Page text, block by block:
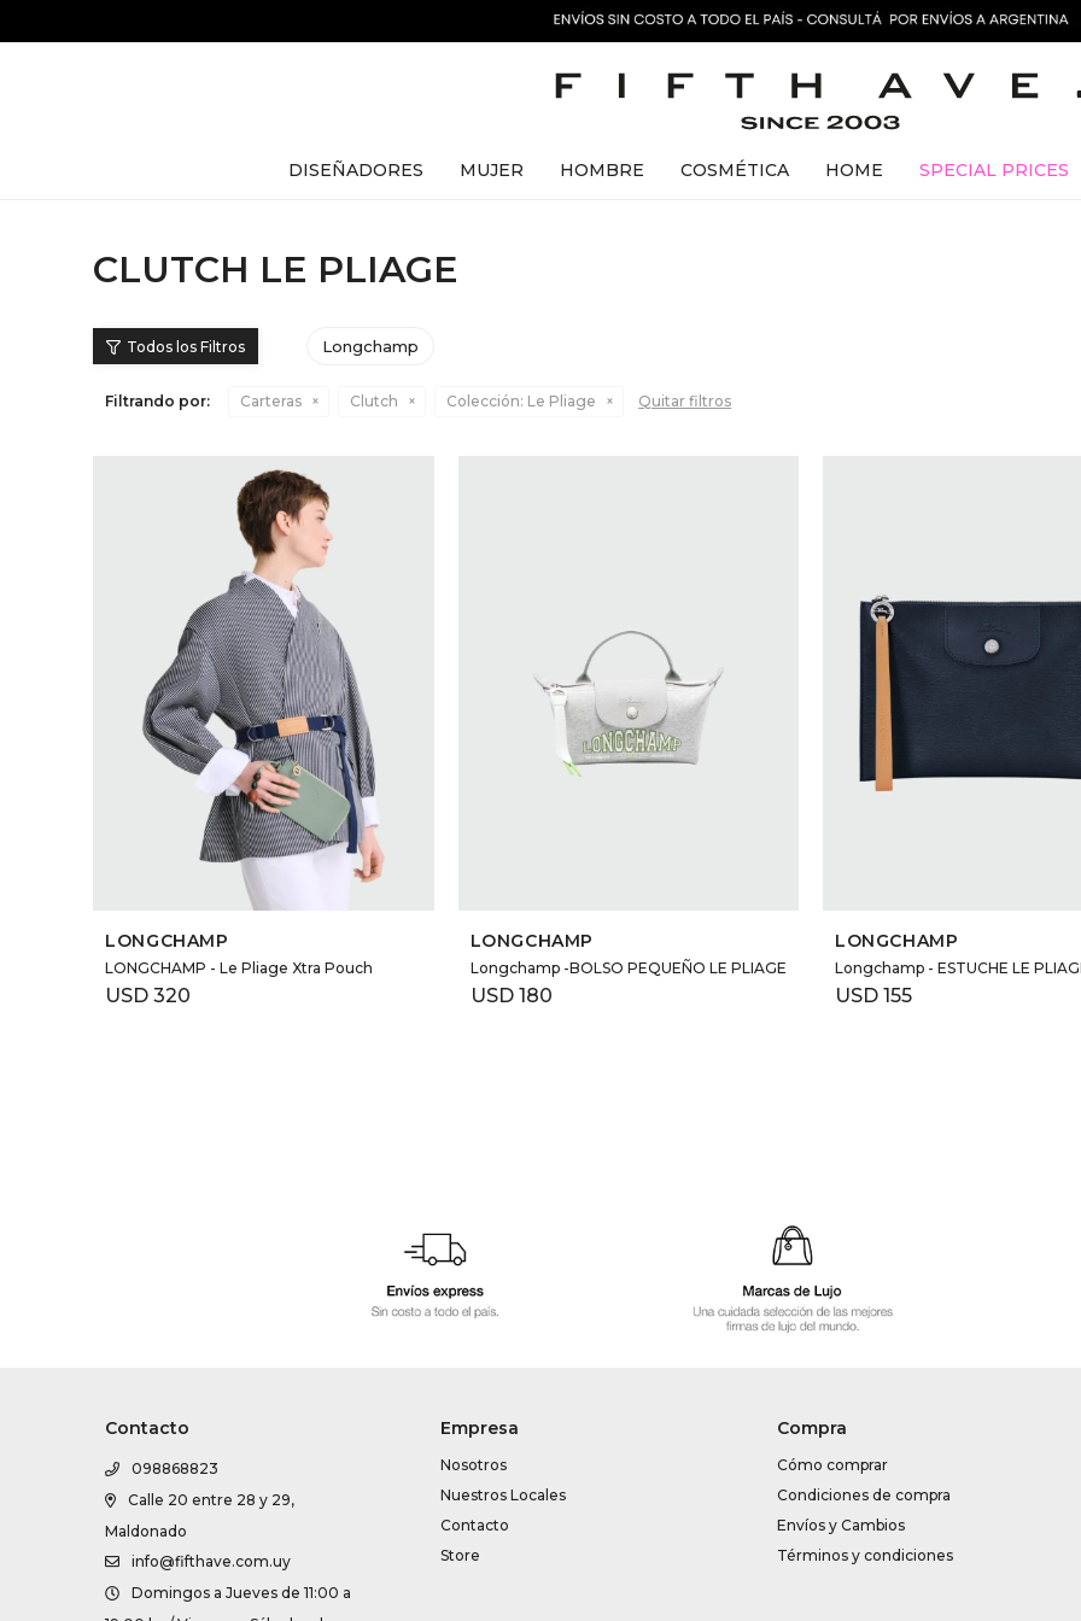
DISEÑADORES MUJER HOMBRE COSMÉTICA HOME SPECIAL PRICES
CLUTCH LE PLIAGE
Longchamp
Filtrando por: Carteras Clutch Colección: Le Pliage Quitar filtros
SELECCIONAR TALLE
LONGCHAMP
LONGCHAMP - Le Pliage Xtra Pouch
USD 320
LONGCHAMP
Longchamp -BOLSO PEQUEÑO LE PLIAGE
USD 180
LONGCHAMP
Longchamp - ESTUCHE LE
USD 155
Contacto
098868823
Calle 20 entre 28 y 29,
Maldonado
info@fifthave.com.uy
Domingos a Jueves de 11:00 a
Empresa
Nosotros
Nuestros Locales
Contacto
Store
Compra
Cómo comprar
Condiciones de compra
Envíos y Cambios
Términos y condiciones